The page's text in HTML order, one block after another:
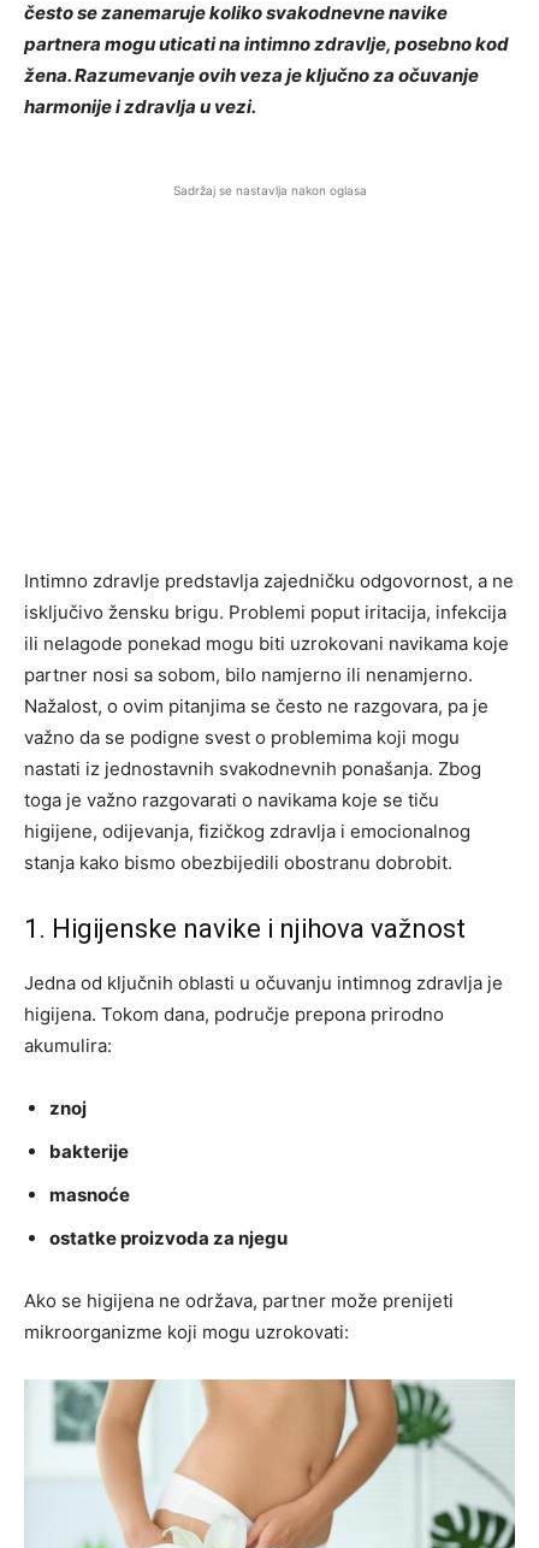
često se zanemaruje koliko svakodnevne navike
partnera mogu uticati na intimno zdravlje, posebno kod
žena. Razumevanje ovih veza je ključno za očuvanje
harmonije i zdravlja u vezi.
Sadržaj se nastavlja nakon oglasa
Intimno zdravlje predstavlja zajedničku odgovornost, a ne
isključivo žensku brigu. Problemi poput iritacija, infekcija
ili nelagode ponekad mogu biti uzrokovani navikama koje
partner nosi sa sobom, bilo namjerno ili nenamjerno.
Nažalost, o ovim pitanjima se često ne razgovara, pa je
važno da se podigne svest o problemima koji mogu
nastati iz jednostavnih svakodnevnih ponašanja. Zbog
toga je važno razgovarati o navikama koje se tiču
higijene, odijevanja, fizičkog zdravlja i emocionalnog
stanja kako bismo obezbijedili obostranu dobrobit.
1. Higijenske navike i njihova važnost
Jedna od ključnih oblasti u očuvanju intimnog zdravlja je
higijena. Tokom dana, područje prepona prirodno
akumulira:
znoj
bakterije
masnoće
ostatke proizvoda za njegu
Ako se higijena ne održava, partner može prenijeti
mikroorganizme koji mogu uzrokovati: